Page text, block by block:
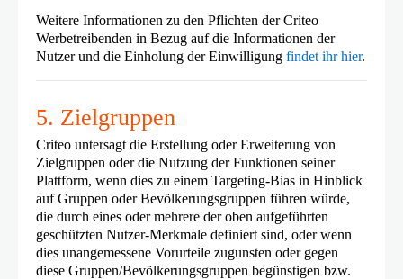
Weitere Informationen zu den Pflichten der Criteo
Werbetreibenden in Bezug auf die Informationen der
Nutzer und die Einholung der Einwilligung findet ihr hier.
5. Zielgruppen
Criteo untersagt die Erstellung oder Erweiterung von
Zielgruppen oder die Nutzung der Funktionen seiner
Plattform, wenn dies zu einem Targeting-Bias in Hinblick
auf Gruppen oder Bevölkerungsgruppen führen würde,
die durch eines oder mehrere der oben aufgeführten
geschützten Nutzer-Merkmale definiert sind, oder wenn
dies unangemessene Vorurteile zugunsten oder gegen
diese Gruppen/Bevölkerungsgruppen begünstigen bzw.